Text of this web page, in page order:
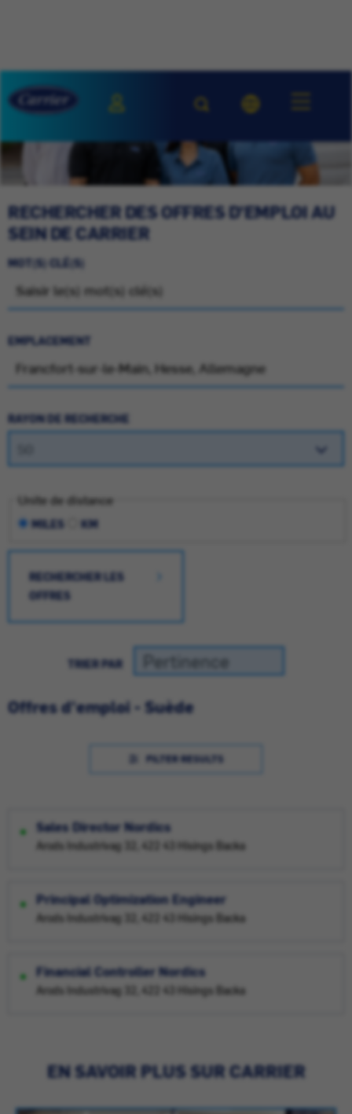
RECHERCHER DES OFFRES D'EMPLOI AU
SEIN DE CARRIER
MOT(S) CLÉ(S)
EMPLACEMENT
RAYON DE RECHERCHE
Unite de distance
MILES KM
RECHERCHER LES
OFFRES
TRIER PAR
Offres d'emploi - Suède
FILTER RESULTS
Sales Director Nordics
Arods Industrivag 32, 422 43 Hisings Backa
Principal Optimization Engineer
Arods Industrivag 32, 422 43 Hisings Backa
Financial Controller Nordics
Arods Industrivag 32, 422 43 Hisings Backa
EN SAVOIR PLUS SUR CARRIER